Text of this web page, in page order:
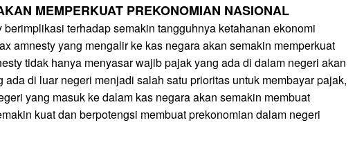
MEMPERKUAT PREKONOMIAN NASIONAL
berimplikasi terhadap semakin tangguhnya ketahanan ekonomi
amnesty yang mengalir ke kas negara akan semakin memperkuat
tidak hanya menyasar wajib pajak yang ada di dalam negeri akan
ada di luar negeri menjadi salah satu prioritas untuk membayar pajak,
yang masuk ke dalam kas negara akan semakin membuat
kuat dan berpotengsi membuat prekonomian dalam negeri